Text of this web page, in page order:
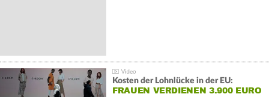
Kosten der Lohnlücke in der EU:
FRAUEN VERDIENEN 3.900 EURO